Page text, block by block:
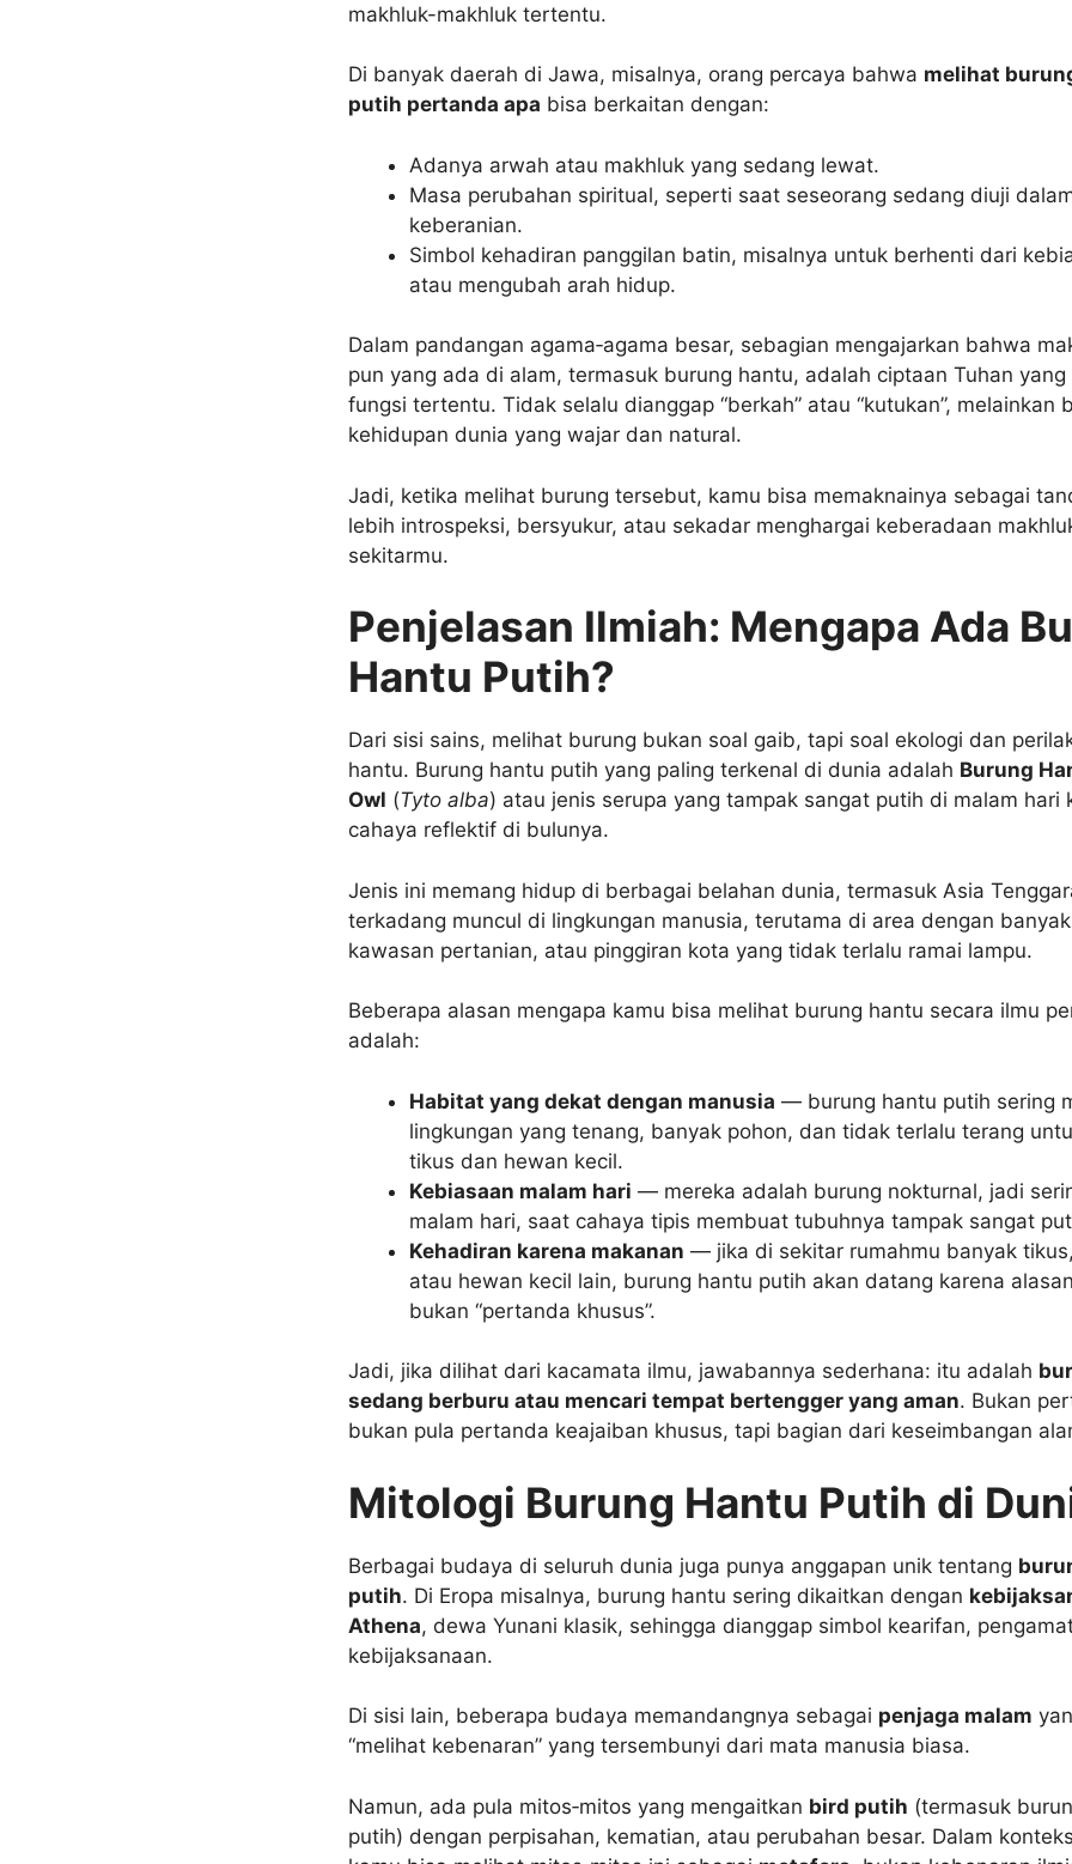
makhluk-makhluk tertentu.
Di banyak daerah di Jawa, misalnya, orang percaya bahwa melihat
putih pertanda apa bisa berkaitan dengan:
Adanya arwah atau makhluk yang sedang lewat.
Masa perubahan spiritual, seperti saat seseorang sedang diuji
keberanian.
Simbol kehadiran panggilan batin, misalnya untuk berhenti dari
atau mengubah arah hidup.
Dalam pandangan agama‑agama besar, sebagian mengajarkan bahwa
pun yang ada di alam, termasuk burung hantu, adalah ciptaan Tuhan yang
fungsi tertentu. Tidak selalu dianggap “berkah” atau “kutukan”, melainkan
kehidupan dunia yang wajar dan natural.
Jadi, ketika melihat burung tersebut, kamu bisa memaknainya sebagai
lebih introspeksi, bersyukur, atau sekadar menghargai keberadaan
sekitarmu.
Penjelasan Ilmiah: Mengapa Ada
Hantu Putih?
Dari sisi sains, melihat burung bukan soal gaib, tapi soal ekologi dan
hantu. Burung hantu putih yang paling terkenal di dunia adalah Burung
Owl (Tyto alba) atau jenis serupa yang tampak sangat putih di malam hari
cahaya reflektif di bulunya.
Jenis ini memang hidup di berbagai belahan dunia, termasuk Asia
terkadang muncul di lingkungan manusia, terutama di area dengan
kawasan pertanian, atau pinggiran kota yang tidak terlalu ramai lampu.
Beberapa alasan mengapa kamu bisa melihat burung hantu secara ilmu
adalah:
Habitat yang dekat dengan manusia — burung hantu putih sering
lingkungan yang tenang, banyak pohon, dan tidak terlalu terang
tikus dan hewan kecil.
Kebiasaan malam hari — mereka adalah burung nokturnal, jadi
malam hari, saat cahaya tipis membuat tubuhnya tampak sangat
Kehadiran karena makanan — jika di sekitar rumahmu banyak
atau hewan kecil lain, burung hantu putih akan datang karena
bukan “pertanda khusus”.
Jadi, jika dilihat dari kacamata ilmu, jawabannya sederhana: itu adalah
sedang berburu atau mencari tempat bertengger yang aman. Bukan
bukan pula pertanda keajaiban khusus, tapi bagian dari keseimbangan
Mitologi Burung Hantu Putih di
Berbagai budaya di seluruh dunia juga punya anggapan unik tentang
putih. Di Eropa misalnya, burung hantu sering dikaitkan dengan
Athena, dewa Yunani klasik, sehingga dianggap simbol kearifan,
kebijaksanaan.
Di sisi lain, beberapa budaya memandangnya sebagai penjaga malam
“melihat kebenaran” yang tersembunyi dari mata manusia biasa.
Namun, ada pula mitos‑mitos yang mengaitkan bird putih (termasuk
putih) dengan perpisahan, kematian, atau perubahan besar. Dalam